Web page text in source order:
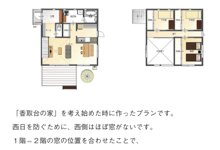
「香取台の家」を考え始めた時に作ったプランです。
西日を防ぐために、西側はほぼ窓がないです。
１階⇔２階の窓の位置を合わせたことで、